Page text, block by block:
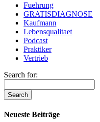
Fuehrung
GRATISDIAGNOSE
Kaufmann
Lebensqualitaet
Podcast
Praktiker
Vertrieb
Search for:
Neueste Beiträge